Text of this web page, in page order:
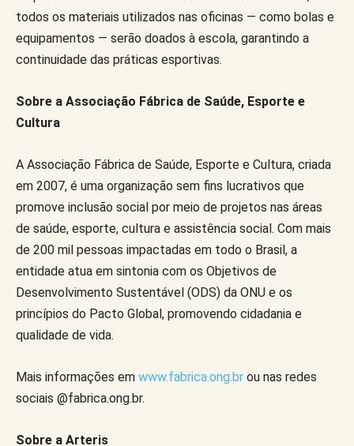
todos os materiais utilizados nas oficinas — como bolas e
equipamentos — serão doados à escola, garantindo a
continuidade das práticas esportivas.
Sobre a Associação Fábrica de Saúde, Esporte e
Cultura
A Associação Fábrica de Saúde, Esporte e Cultura, criada
em 2007, é uma organização sem fins lucrativos que
promove inclusão social por meio de projetos nas áreas
de saúde, esporte, cultura e assistência social. Com mais
de 200 mil pessoas impactadas em todo o Brasil, a
entidade atua em sintonia com os Objetivos de
Desenvolvimento Sustentável (ODS) da ONU e os
princípios do Pacto Global, promovendo cidadania e
qualidade de vida.
Mais informações em www.fabrica.ong.br ou nas redes
sociais @fabrica.ong.br.
Sobre a Arteris